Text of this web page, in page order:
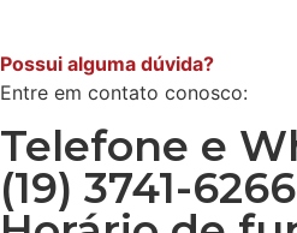
Possui alguma dúvida?
Entre em contato conosco:
Telefone e
(19) 3741-6266